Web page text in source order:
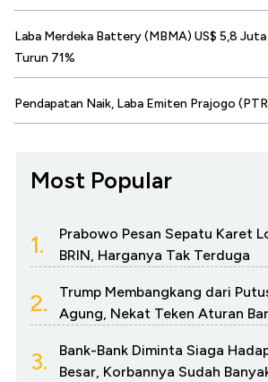
Laba Merdeka Battery (MBMA) US$ 5,8
Turun 71%
Pendapatan Naik, Laba Emiten Prajogo
Most Popular
1.
Prabowo Pesan Sepatu Karet
BRIN, Harganya Tak Terduga
2.
Trump Membangkang dari
Agung, Nekat Teken Aturan
3.
Bank-Bank Diminta Siaga
Besar, Korbannya Sudah